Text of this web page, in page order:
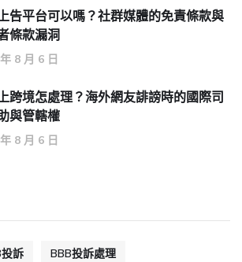
告平台可以嗎？社群媒體的免責條款與
條款漏洞
8 月 6 日
跨境怎處理？海外網友誹謗時的國際司
與管轄權
8 月 6 日
訴 BBB投訴處理